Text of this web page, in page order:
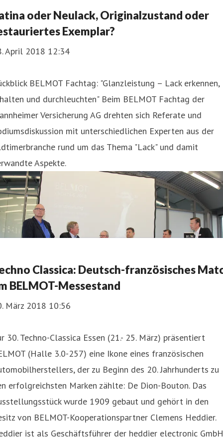
oder Neulack, Originalzustand oder
Exemplar?
April 2018 12:34
BELMOT Fachtag: "Glanzleistung – Lack erkennen,
und durchleuchten" Beim BELMOT Fachtag der
Versicherung AG drehten sich Referate und
mit unterschiedlichen Experten aus der
rund um das Thema "Lack" und damit
Aspekte.
Classica: Deutsch-französisches
BELMOT-Messestand
März 2018 10:56
30. Techno-Classica Essen (21.- 25. März) präsentiert
(Halle 3.0-257) eine Ikone eines französischen
der zu Beginn des 20. Jahrhunderts zu
erfolgreichsten Marken zählte: De Dion-Bouton. Das
wurde 1909 gebaut und gehört in den
von BELMOT-Kooperationspartner Clemens Heddier.
ist als Geschäftsführer der heddier electronic GmbH